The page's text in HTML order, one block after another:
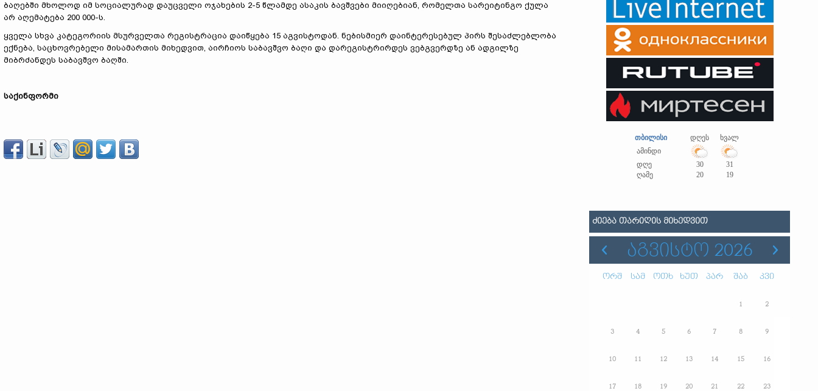
ბაღებში მხოლოდ იმ სოციალურად დაუცველი ოჯახების 2-5 წლამდე ასაკის ბავშვები მიიღებიან, რომელთა სარეიტინგო ქულა
არ აღემატება 200 000-ს.
ყველა სხვა კატეგორიის მსურველთა რეგისტრაცია დაიწყება 15 აგვისტოდან. ნებისმიერ დაინტერესებულ პირს შესაძლებლობა
ექნება, საცხოვრებელი მისამართის მიხედვით, აირჩიოს საბავშვო ბაღი და დარეგისტრირდეს ვებგვერდზე ან ადგილზე
მიბრძანდეს საბავშვო ბაღში.
საქინფორმი
თბილისი დღეს
ხვალ
ამინდი
დღე
30
31
ღამე
20 19
ᲫᲘᲔᲑᲐ ᲗᲐᲠᲘᲦᲘᲡ ᲛᲘᲮᲔᲓᲕᲘᲗ
ᲐᲒᲕᲘᲡᲢᲝ 2026
ორშ სამ ოთხ ხუთ პარ შაბ კვი
1 2
3 4 5 6 7 8 9
10 11 12 13 14 15 16
17 18 19 20 21 22 23